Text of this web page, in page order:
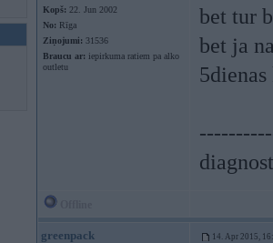
Kopš: 22. Jun 2002
No: Rīga
Ziņojumi: 31536
Braucu ar: iepirkuma ratiem pa alko
outletu
bet tur
bet ja
greenpack 14. Apr 2015,